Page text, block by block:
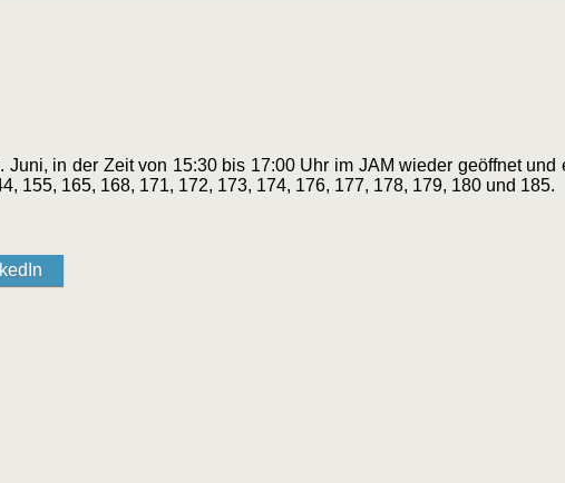
in der Zeit von 15:30 bis 17:00 Uhr im JAM wieder geöffnet und
155, 165, 168, 171, 172, 173, 174, 176, 177, 178, 179, 180 und 185.